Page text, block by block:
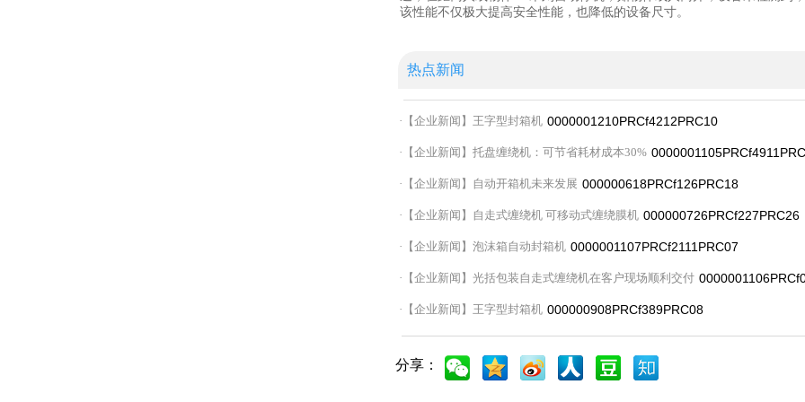
分享：
该性能不仅极大提高安全性能，也降低的设备尺寸。
热点新闻
· 【企业新闻 】 王字型封箱机 0000001210PRCf4212PRC10
· 【企业新闻 】 托盘缠绕机：可节省耗材成本30%
· 【企业新闻 】 自动开箱机未来发展 000000618PRCf126PRC18
· 【企业新闻 】 自走式缠绕机 可移动式缠绕膜机 000000726PRCf227PRC26
· 【企业新闻 】 泡沫箱自动封箱机 0000001107PRCf2111PRC07
· 【企业新闻 】 光括包装自走式缠绕机在客户现场顺利交付
· 【企业新闻 】 王字型封箱机 000000908PRCf389PRC08